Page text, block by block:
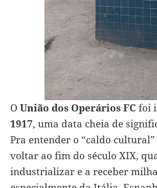
O União dos Operários FC foi
1917, uma data cheia de
Pra entender o “caldo
voltar ao fim do século XIX,
industrializar e a receber